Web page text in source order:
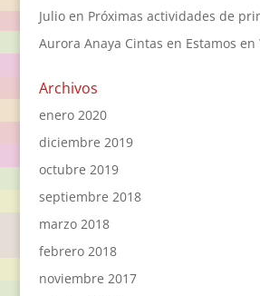
Julioen Próximas actividades de
Aurora Anaya Cintas en Estamos en
Archivos
enero 2020
diciembre 2019
octubre 2019
septiembre 2018
marzo 2018
febrero 2018
noviembre 2017